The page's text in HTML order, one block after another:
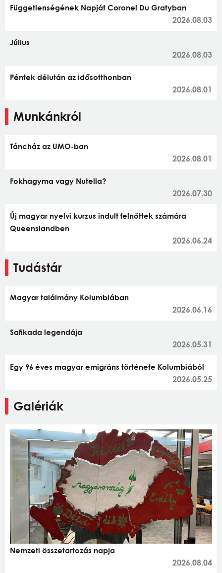
Függetlenségének Napját Coronel Du Gratyban
2026.08.03
Július
2026.08.03
Péntek délután az idősotthonban
2026.08.01
Munkánkról
Táncház az UMO-ban
2026.08.01
Fokhagyma vagy Nutella?
2026.07.30
Új magyar nyelvi kurzus indult felnőttek számára
Queenslandben
2026.06.24
Tudástár
Magyar találmány Kolumbiában
2026.06.16
Safikada legendája
2026.05.31
Egy 96 éves magyar emigráns története Kolumbiából
2026.05.25
Galériák
Nemzeti összetartozás napja
2026.08.04